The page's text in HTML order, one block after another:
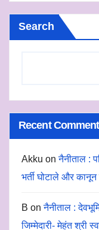
Search
Recent
Akku onनैनीताल :
भर्ती घोटाले और
B onनैनीताल :
जिम्मेदारी- मेहंत श्री